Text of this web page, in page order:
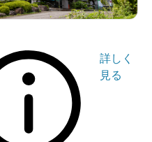
詳しく
見る